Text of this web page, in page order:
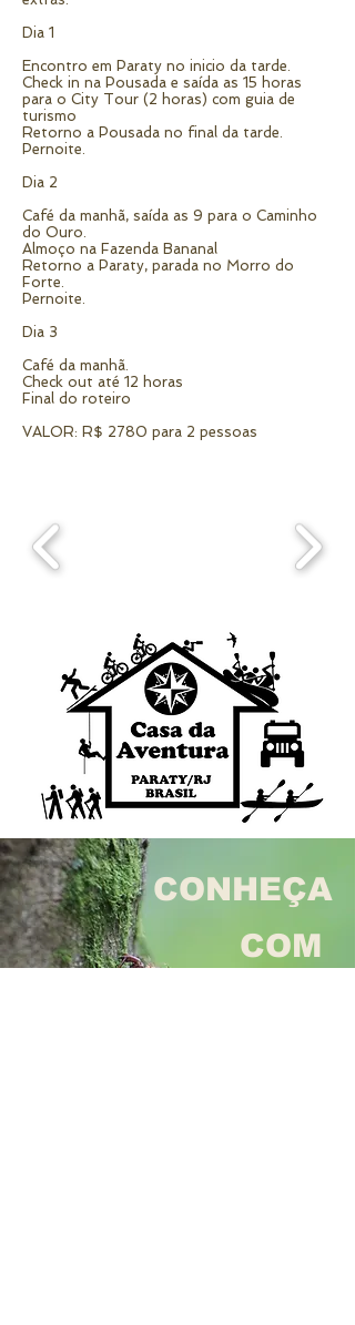
Dia 1
Encontro em Paraty no inicio da tarde.
Check in na Pousada e saída as 15 horas
para o City Tour (2 horas) com guia de
turismo
Retorno a Pousada no final da tarde.
Pernoite.
Dia 2
Café da manhã, saída as 9 para o Caminho
do Ouro.
Almoço na Fazenda Bananal
Retorno a Paraty, parada no Morro do
Forte.
Pernoite.
Dia 3
Café da manhã.
Check out até 12 horas
Final do roteiro
VALOR: R$ 2780 para 2 pessoas
CONHEÇA
COM